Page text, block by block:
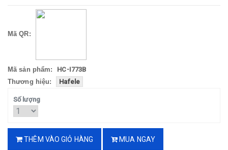
Mã QR:
Mã sản phẩm:
HC-I773B
Thương hiệu:
Hafele
Số lượng
THÊM VÀO GIỎ HÀNG MUA NGAY